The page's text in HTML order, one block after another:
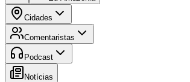
Cidades
Comentaristas
Podcast
Notícias